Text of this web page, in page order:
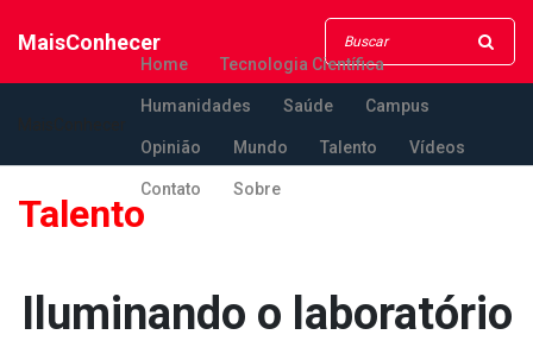
MaisConhecer
Home Tecnologia Científica
Humanidades Saúde Campus
Opinião Mundo Talento Vídeos
Contato Sobre
Talento
Iluminando o laboratório